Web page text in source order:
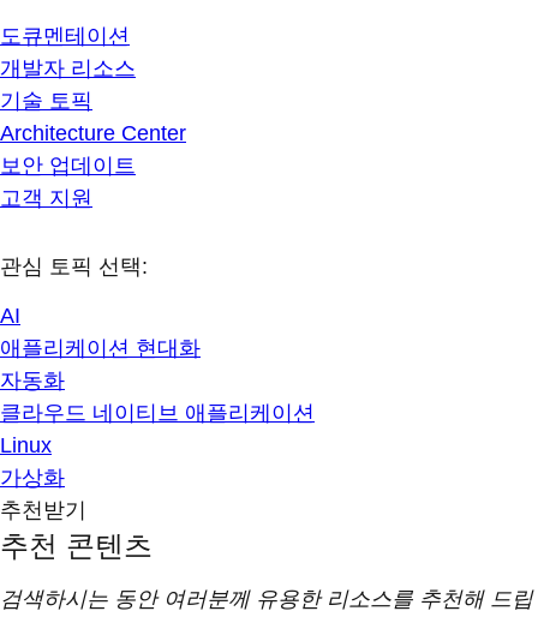
도큐멘테이션
개발자 리소스
기술 토픽
Architecture Center
보안 업데이트
고객 지원
관심 토픽 선택:
AI
애플리케이션 현대화
자동화
클라우드 네이티브 애플리케이션
Linux
가상화
추천받기
추천 콘텐츠
검색하시는 동안 여러분께 유용한 리소스를 추천해 드립